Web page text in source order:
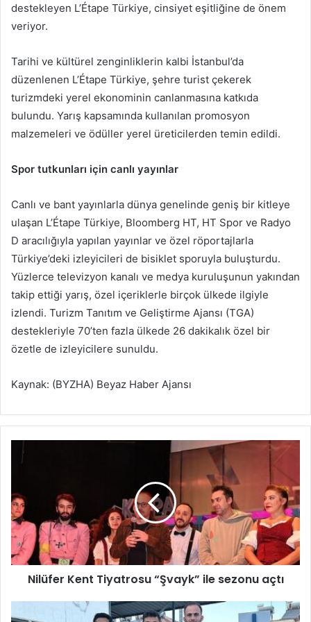
destekleyen L’Étape Türkiye, cinsiyet eşitliğine de önem
veriyor.
Tarihi ve kültürel zenginliklerin kalbi İstanbul’da
düzenlenen L’Étape Türkiye, şehre turist çekerek
turizmdeki yerel ekonominin canlanmasına katkıda
bulundu. Yarış kapsamında kullanılan promosyon
malzemeleri ve ödüller yerel üreticilerden temin edildi.
Spor tutkunları için canlı yayınlar
Canlı ve bant yayınlarla dünya genelinde geniş bir kitleye
ulaşan L’Étape Türkiye, Bloomberg HT, HT Spor ve Radyo
D aracılığıyla yapılan yayınlar ve özel röportajlarla
Türkiye’deki izleyicileri de bisiklet sporuyla buluşturdu.
Yüzlerce televizyon kanalı ve medya kuruluşunun yakından
takip ettiği yarış, özel içeriklerle birçok ülkede ilgiyle
izlendi. Turizm Tanıtım ve Geliştirme Ajansı (TGA)
destekleriyle 70’ten fazla ülkede 26 dakikalık özel bir
özetle de izleyicilere sunuldu.
Kaynak: (BYZHA) Beyaz Haber Ajansı
ü
f
e
r
K
e
Nilüfer Kent Tiyatrosu “Şvayk” ile sezonu açtı